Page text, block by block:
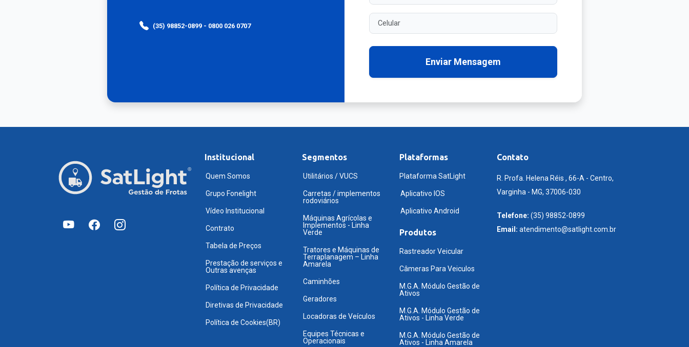
(35) 98852-0899 - 0800 026 0707
Celular
Enviar Mensagem
Institucional
Quem Somos
Grupo Fonelight
Vídeo Institucional
Contrato
Tabela de Preços
Prestação de serviços e
Outras avenças
Política de Privacidade
Diretivas de Privacidade
Política de Cookies(BR)
Segmentos
Utilitários / VUCS
Carretas / implementos
rodoviários
Máquinas Agrícolas e
Implementos - Linha
Verde
Tratores e Máquinas de
Terraplanagem – Linha
Amarela
Caminhões
Geradores
Locadoras de Veículos
Equipes Técnicas e
Operacionais
Plataformas
Plataforma SatLight
Aplicativo IOS
Aplicativo Android
Produtos
Rastreador Veicular
Câmeras Para Veiculos
M.G.A. Módulo Gestão de
Ativos
M.G.A. Módulo Gestão de
Ativos - Linha Verde
M.G.A. Módulo Gestão de
Ativos - Linha Amarela
Contato
R. Profa. Helena Réis , 66-A - Centro,
Varginha - MG, 37006-030
Telefone: (35) 98852-0899
Email: atendimento@satlight.com.br